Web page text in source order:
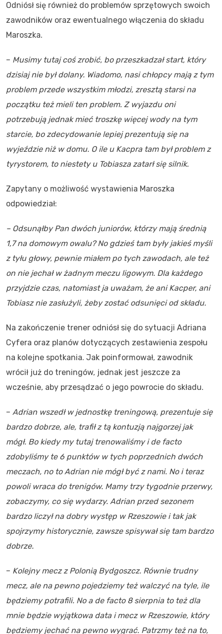
Odniósł się również do problemów sprzętowych swoich
zawodników oraz ewentualnego włączenia do składu
Maroszka.
– Musimy tutaj coś zrobić, bo przeszkadzał start, który
dzisiaj nie był dolany. Wiadomo, nasi chłopcy mają z tym
problem przede wszystkim młodzi, zresztą starsi na
początku też mieli ten problem. Z wyjazdu oni
potrzebują jednak mieć troszkę więcej wody na tym
starcie, bo zdecydowanie lepiej prezentują się na
wyjeździe niż w domu. O ile u Kacpra tam był problem z
tyrystorem, to niestety u Tobiasza zatarł się silnik.
Zapytany o możliwość wystawienia Maroszka
odpowiedział:
– Odsunąłby Pan dwóch juniorów, którzy mają średnią
1,7 na domowym owalu? No gdzieś tam były jakieś myśli
z tyłu głowy, pewnie miałem po tych zawodach, ale też
on nie jechał w żadnym meczu ligowym. Dla każdego
przyjdzie czas, natomiast ja uważam, że ani Kacper, ani
Tobiasz nie zasłużyli, żeby zostać odsunięci od składu.
Na zakończenie trener odniósł się do sytuacji Adriana
Cyfera oraz planów dotyczących zestawienia zespołu
na kolejne spotkania. Jak poinformował, zawodnik
wrócił już do treningów, jednak jest jeszcze za
wcześnie, aby przesądzać o jego powrocie do składu.
– Adrian wszedł w jednostkę treningową, prezentuje się
bardzo dobrze, ale, trafił z tą kontuzją najgorzej jak
mógł. Bo kiedy my tutaj trenowaliśmy i de facto
zdobyliśmy te 6 punktów w tych poprzednich dwóch
meczach, no to Adrian nie mógł być z nami. No i teraz
powoli wraca do trenigów. Mamy trzy tygodnie przerwy,
zobaczymy, co się wydarzy. Adrian przed sezonem
bardzo liczył na dobry występ w Rzeszowie i tak jak
spojrzymy historycznie, zawsze spisywał się tam bardzo
dobrze.
– Kolejny mecz z Polonią Bydgoszcz. Równie trudny
mecz, ale na pewno pojedziemy też walczyć na tyle, ile
będziemy potrafili. No a de facto 8 sierpnia to też dla
mnie będzie wyjątkowa data i mecz w Rzeszowie, który
będziemy jechać na pewno wygrać. Patrzmy też na to,